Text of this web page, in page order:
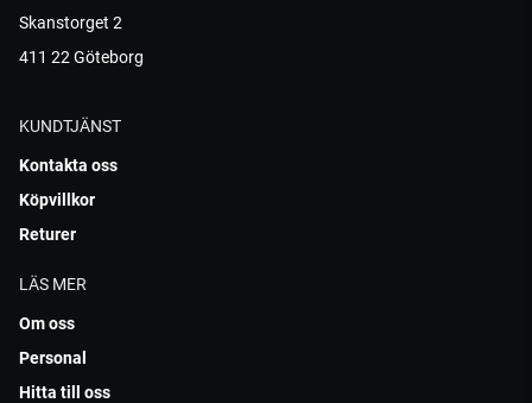
Skanstorget 2
411 22 Göteborg
KUNDTJÄNST
Kontakta oss
Köpvillkor
Returer
LÄS MER
Om oss
Personal
Hitta till oss